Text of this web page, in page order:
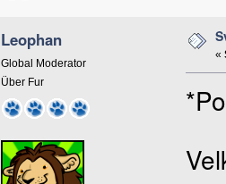
Leophan
Global Moderator
Über Fur
«